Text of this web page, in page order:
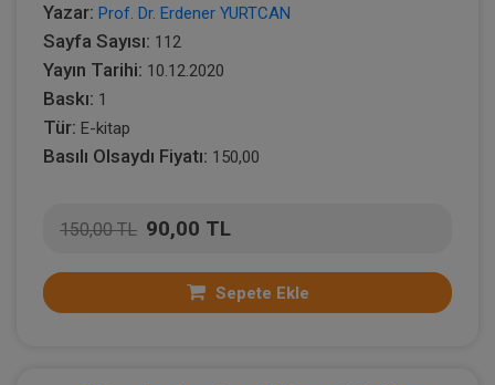
Yazar: Prof. Dr. Erdener YURTCAN
Sayfa Sayısı: 112
Yayın Tarihi: 10.12.2020
Baskı: 1
Tür: E-kitap
Basılı Olsaydı Fiyatı: 150,00
150,00 TL 90,00 TL
Sepete Ekle